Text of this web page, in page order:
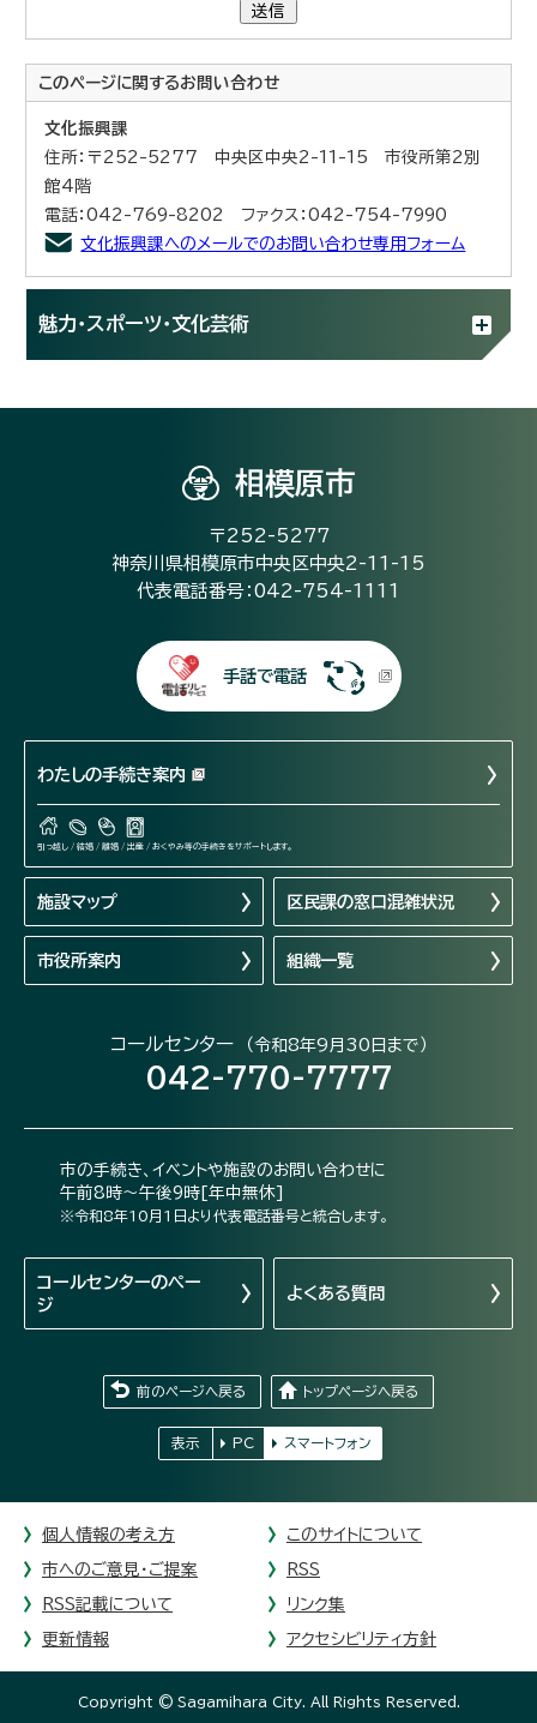
送信
このページに関するお問い合わせ
文化振興課
住所：〒252-5277 中央区中央2-11-15 市役所第2別
館4階
電話：042-769-8202 ファクス：042-754-7990
文化振興課へのメールでのお問い合わせ専用フォーム
魅力・スポーツ・文化芸術
相模原市
〒252-5277
神奈川県相模原市中央区中央2-11-15
代表電話番号：042-754-1111
手話で電話
わたしの手続き案内
引っ越し / 結婚 / 離婚 / 出産 / おくやみ等の手続きをサポートします。
施設マップ 区民課の窓口混雑状況
市役所案内 組織一覧
コールセンター （令和8年9月30日まで）
042-770-7777
市の手続き、イベントや施設のお問い合わせに
午前8時～午後9時[年中無休]
※令和8年10月1日より代表電話番号と統合します。
コールセンターのペー
ジ
よくある質問
前のページへ戻る トップページへ戻る
表示 PC スマートフォン
個人情報の考え方 このサイトについて
市へのご意見・ご提案 RSS
RSS記載について リンク集
更新情報 アクセシビリティ方針
Copyright © Sagamihara City. All Rights Reserved.